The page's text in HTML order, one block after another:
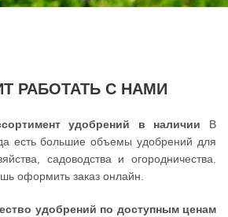
РАБОТАТЬ С НАМИ
удобрений в наличии В
есть большие объемы удобрений для
садоводства и огородничества.
оформить заказ онлайн.
удобрений по доступным ценам